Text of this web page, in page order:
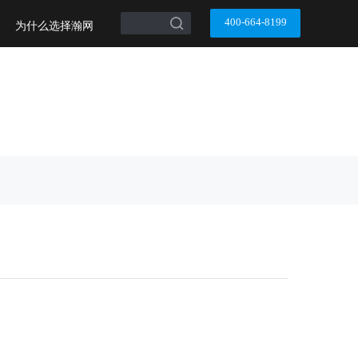
搜索 400-664-8199
为什么选择瀚网